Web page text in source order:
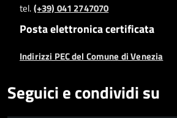
tel.(+39) 041 2747070
Posta elettronica certificata
Indirizzi PEC del Comune di Venezia
Seguici e condividi su